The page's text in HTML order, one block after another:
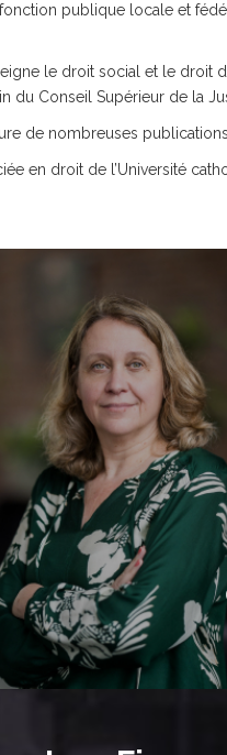
publique locale et
le droit social et le droit
du Conseil Supérieur de la
de nombreuses
en droit de l’Université